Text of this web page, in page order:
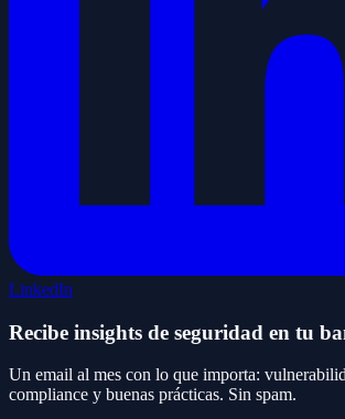
LinkedIn
Recibe insights de seguridad en tu
Un email al mes con lo que importa:
compliance y buenas prácticas. Sin spam.